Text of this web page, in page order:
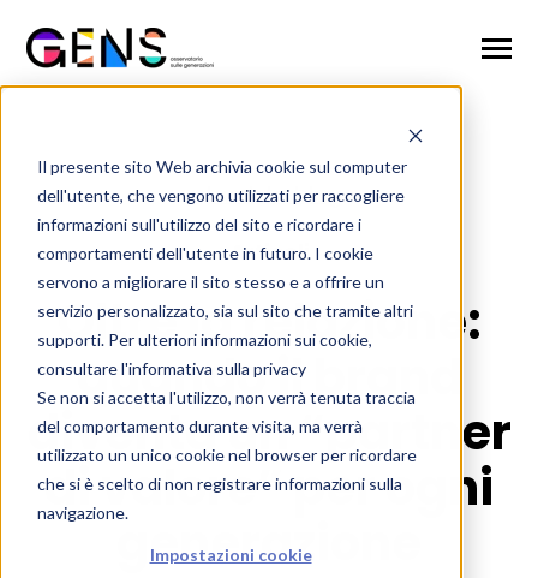
Il presente sito Web archivia cookie sul computer
dell'utente, che vengono utilizzati per raccogliere
informazioni sull'utilizzo del sito e ricordare i
comportamenti dell'utente in futuro. I cookie
servono a migliorare il sito stesso e a offrire un
servizio personalizzato, sia sul sito che tramite altri
supporti. Per ulteriori informazioni sui cookie,
consultare l'informativa sulla privacy
Se non si accetta l'utilizzo, non verrà tenuta traccia
del comportamento durante visita, ma verrà
utilizzato un unico cookie nel browser per ricordare
che si è scelto di non registrare informazioni sulla
navigazione.
Impostazioni cookie
CONTENT
Toggle
Chi siamo
Il metodo di ricerca
Studi e Report
News & Eventi
Iscriviti
Iscriviti
back to blog
Articoli
Oltre la relazione:
quando il brand
diventa un “partner
di valore” per ogni
generazione